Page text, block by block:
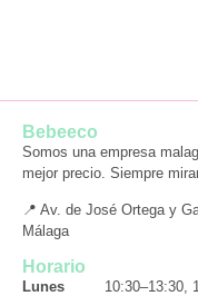
Bebeeco
Somos una empresa
mejor precio. Siempre
📍 Av. de José Ortega y
Málaga
Horario
Lunes 10:30–13:30,